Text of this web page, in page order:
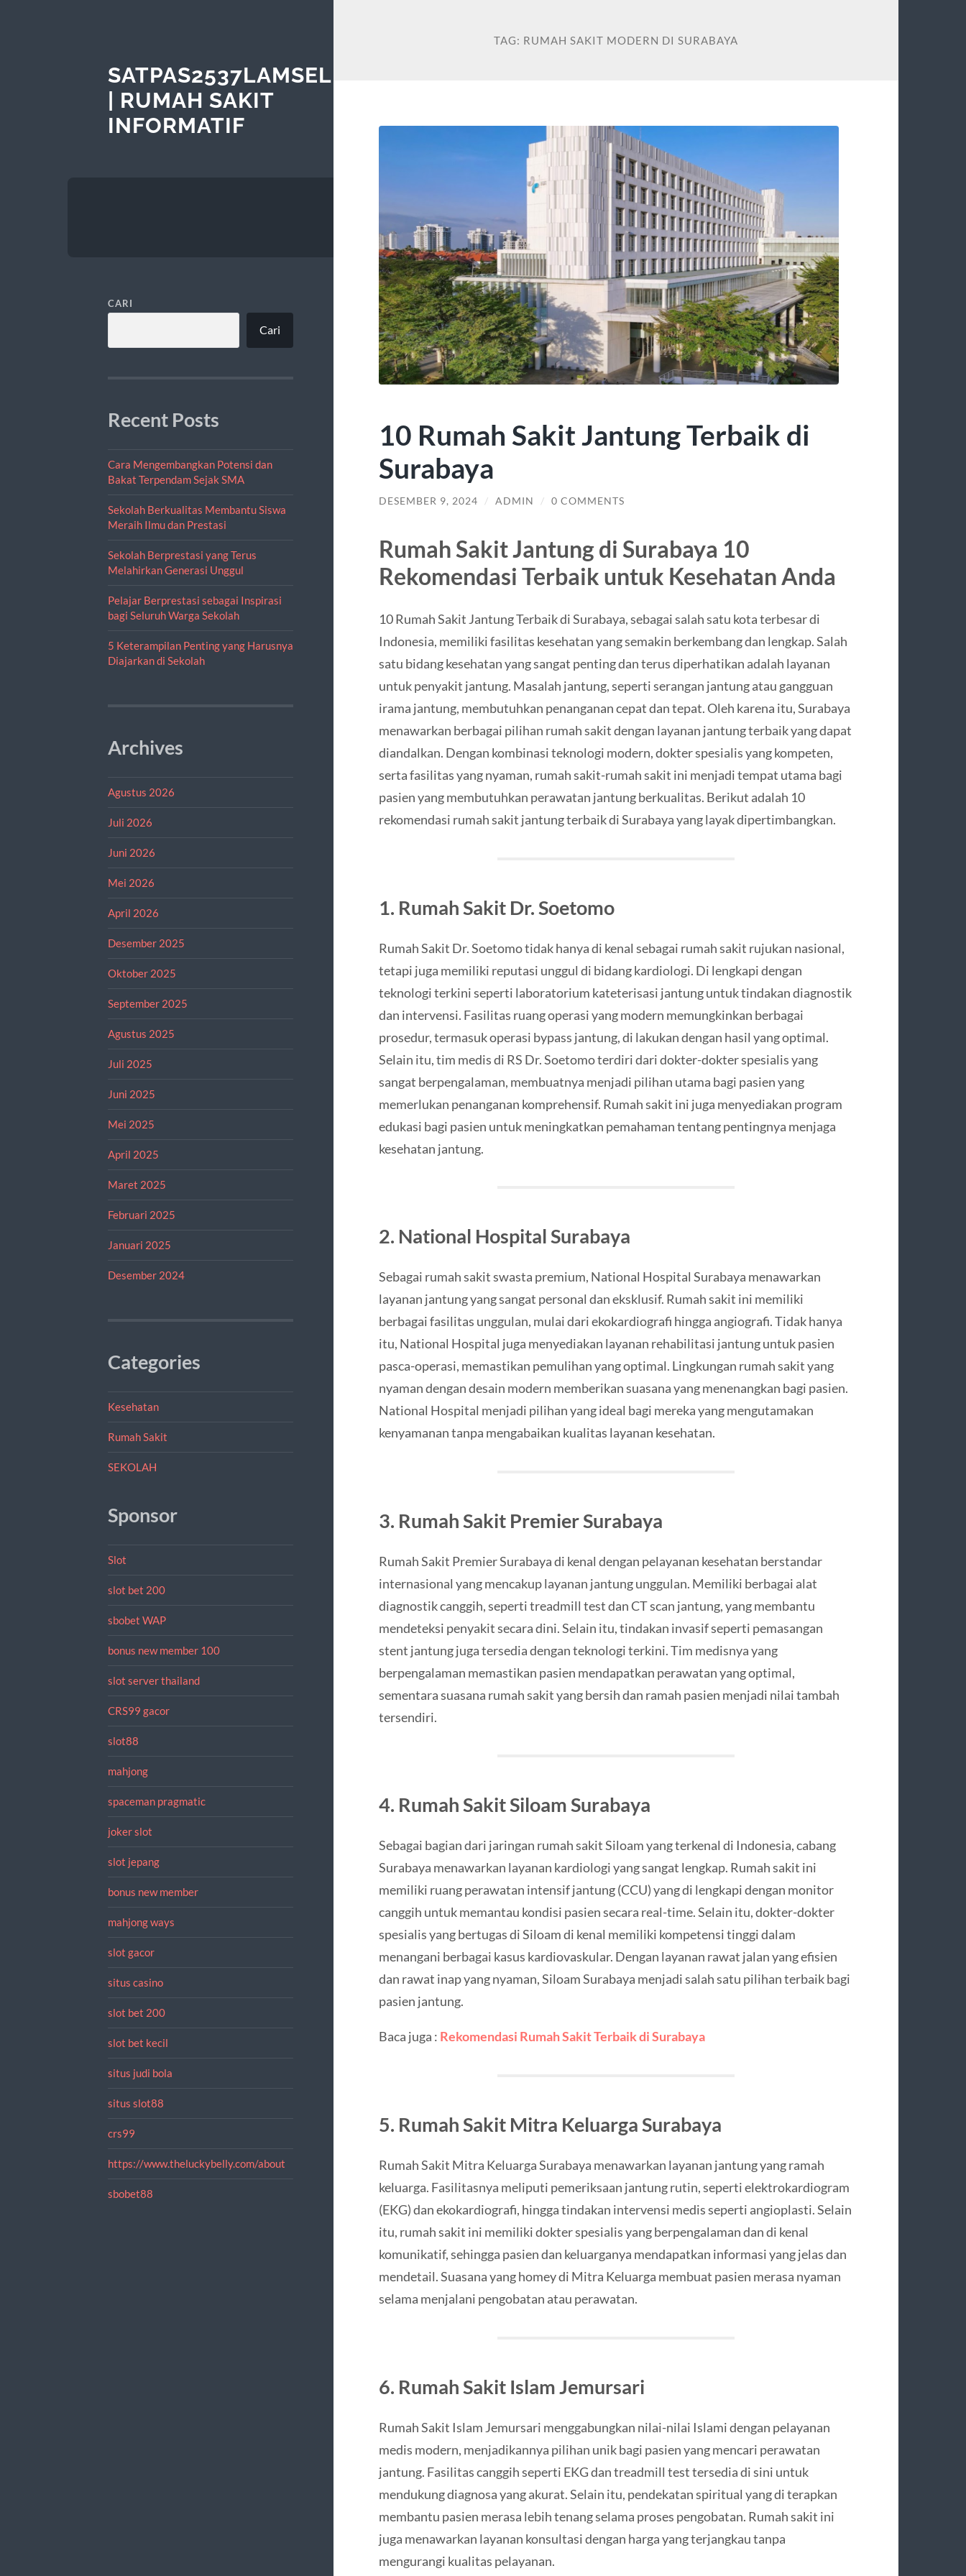
SATPAS2537LAMSEL
| RUMAH SAKIT
INFORMATIF
CARI
Cari
Recent Posts
Cara Mengembangkan Potensi dan
Bakat Terpendam Sejak SMA
Sekolah Berkualitas Membantu Siswa
Meraih Ilmu dan Prestasi
Sekolah Berprestasi yang Terus
Melahirkan Generasi Unggul
Pelajar Berprestasi sebagai Inspirasi
bagi Seluruh Warga Sekolah
5 Keterampilan Penting yang Harusnya
Diajarkan di Sekolah
Archives
Agustus 2026
Juli 2026
Juni 2026
Mei 2026
April 2026
Desember 2025
Oktober 2025
September 2025
Agustus 2025
Juli 2025
Juni 2025
Mei 2025
April 2025
Maret 2025
Februari 2025
Januari 2025
Desember 2024
Categories
Kesehatan
Rumah Sakit
SEKOLAH
Sponsor
Slot
slot bet 200
sbobet WAP
bonus new member 100
slot server thailand
CRS99 gacor
slot88
mahjong
spaceman pragmatic
joker slot
slot jepang
bonus new member
mahjong ways
slot gacor
situs casino
slot bet 200
slot bet kecil
situs judi bola
situs slot88
crs99
https://www.theluckybelly.com/about
sbobet88
TAG: RUMAH SAKIT MODERN DI SURABAYA
10 Rumah Sakit Jantung Terbaik di
Surabaya
DESEMBER 9, 2024 / ADMIN / 0 COMMENTS
Rumah Sakit Jantung di Surabaya 10
Rekomendasi Terbaik untuk Kesehatan Anda
10 Rumah Sakit Jantung Terbaik di Surabaya, sebagai salah satu kota terbesar di
Indonesia, memiliki fasilitas kesehatan yang semakin berkembang dan lengkap. Salah
satu bidang kesehatan yang sangat penting dan terus diperhatikan adalah layanan
untuk penyakit jantung. Masalah jantung, seperti serangan jantung atau gangguan
irama jantung, membutuhkan penanganan cepat dan tepat. Oleh karena itu, Surabaya
menawarkan berbagai pilihan rumah sakit dengan layanan jantung terbaik yang dapat
diandalkan. Dengan kombinasi teknologi modern, dokter spesialis yang kompeten,
serta fasilitas yang nyaman, rumah sakit-rumah sakit ini menjadi tempat utama bagi
pasien yang membutuhkan perawatan jantung berkualitas. Berikut adalah 10
rekomendasi rumah sakit jantung terbaik di Surabaya yang layak dipertimbangkan.
1. Rumah Sakit Dr. Soetomo
Rumah Sakit Dr. Soetomo tidak hanya di kenal sebagai rumah sakit rujukan nasional,
tetapi juga memiliki reputasi unggul di bidang kardiologi. Di lengkapi dengan
teknologi terkini seperti laboratorium kateterisasi jantung untuk tindakan diagnostik
dan intervensi. Fasilitas ruang operasi yang modern memungkinkan berbagai
prosedur, termasuk operasi bypass jantung, di lakukan dengan hasil yang optimal.
Selain itu, tim medis di RS Dr. Soetomo terdiri dari dokter-dokter spesialis yang
sangat berpengalaman, membuatnya menjadi pilihan utama bagi pasien yang
memerlukan penanganan komprehensif. Rumah sakit ini juga menyediakan program
edukasi bagi pasien untuk meningkatkan pemahaman tentang pentingnya menjaga
kesehatan jantung.
2. National Hospital Surabaya
Sebagai rumah sakit swasta premium, National Hospital Surabaya menawarkan
layanan jantung yang sangat personal dan eksklusif. Rumah sakit ini memiliki
berbagai fasilitas unggulan, mulai dari ekokardiografi hingga angiografi. Tidak hanya
itu, National Hospital juga menyediakan layanan rehabilitasi jantung untuk pasien
pasca-operasi, memastikan pemulihan yang optimal. Lingkungan rumah sakit yang
nyaman dengan desain modern memberikan suasana yang menenangkan bagi pasien.
National Hospital menjadi pilihan yang ideal bagi mereka yang mengutamakan
kenyamanan tanpa mengabaikan kualitas layanan kesehatan.
3. Rumah Sakit Premier Surabaya
Rumah Sakit Premier Surabaya di kenal dengan pelayanan kesehatan berstandar
internasional yang mencakup layanan jantung unggulan. Memiliki berbagai alat
diagnostik canggih, seperti treadmill test dan CT scan jantung, yang membantu
mendeteksi penyakit secara dini. Selain itu, tindakan invasif seperti pemasangan
stent jantung juga tersedia dengan teknologi terkini. Tim medisnya yang
berpengalaman memastikan pasien mendapatkan perawatan yang optimal,
sementara suasana rumah sakit yang bersih dan ramah pasien menjadi nilai tambah
tersendiri.
4. Rumah Sakit Siloam Surabaya
Sebagai bagian dari jaringan rumah sakit Siloam yang terkenal di Indonesia, cabang
Surabaya menawarkan layanan kardiologi yang sangat lengkap. Rumah sakit ini
memiliki ruang perawatan intensif jantung (CCU) yang di lengkapi dengan monitor
canggih untuk memantau kondisi pasien secara real-time. Selain itu, dokter-dokter
spesialis yang bertugas di Siloam di kenal memiliki kompetensi tinggi dalam
menangani berbagai kasus kardiovaskular. Dengan layanan rawat jalan yang efisien
dan rawat inap yang nyaman, Siloam Surabaya menjadi salah satu pilihan terbaik bagi
pasien jantung.
Baca juga : Rekomendasi Rumah Sakit Terbaik di Surabaya
5. Rumah Sakit Mitra Keluarga Surabaya
Rumah Sakit Mitra Keluarga Surabaya menawarkan layanan jantung yang ramah
keluarga. Fasilitasnya meliputi pemeriksaan jantung rutin, seperti elektrokardiogram
(EKG) dan ekokardiografi, hingga tindakan intervensi medis seperti angioplasti. Selain
itu, rumah sakit ini memiliki dokter spesialis yang berpengalaman dan di kenal
komunikatif, sehingga pasien dan keluarganya mendapatkan informasi yang jelas dan
mendetail. Suasana yang homey di Mitra Keluarga membuat pasien merasa nyaman
selama menjalani pengobatan atau perawatan.
6. Rumah Sakit Islam Jemursari
Rumah Sakit Islam Jemursari menggabungkan nilai-nilai Islami dengan pelayanan
medis modern, menjadikannya pilihan unik bagi pasien yang mencari perawatan
jantung. Fasilitas canggih seperti EKG dan treadmill test tersedia di sini untuk
mendukung diagnosa yang akurat. Selain itu, pendekatan spiritual yang di terapkan
membantu pasien merasa lebih tenang selama proses pengobatan. Rumah sakit ini
juga menawarkan layanan konsultasi dengan harga yang terjangkau tanpa
mengurangi kualitas pelayanan.